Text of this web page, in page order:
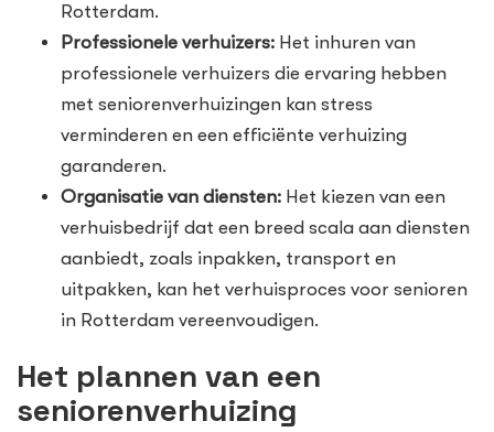
Rotterdam.
Professionele verhuizers: Het inhuren van
professionele verhuizers die ervaring hebben
met seniorenverhuizingen kan stress
verminderen en een efficiënte verhuizing
garanderen.
Organisatie van diensten: Het kiezen van een
verhuisbedrijf dat een breed scala aan diensten
aanbiedt, zoals inpakken, transport en
uitpakken, kan het verhuisproces voor senioren
in Rotterdam vereenvoudigen.
Het plannen van een
seniorenverhuizing